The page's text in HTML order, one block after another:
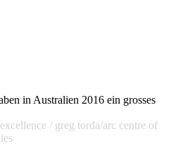
in Australien 2016 ein grosses
/ greg torda/arc centre of